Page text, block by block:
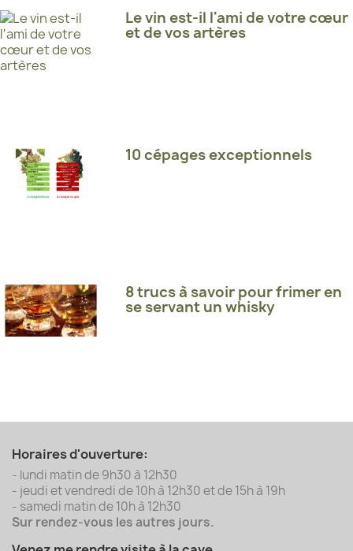
Le vin est-il l'ami de votre cœur
et de vos artères
10 cépages exceptionnels
8 trucs à savoir pour frimer en
se servant un whisky
Horaires d'ouverture:
- lundi matin de 9h30 à 12h30
- jeudi et vendredi de 10h à 12h30 et de 15h à 19h
- samedi matin de 10h à 12h30
Sur rendez-vous les autres jours.